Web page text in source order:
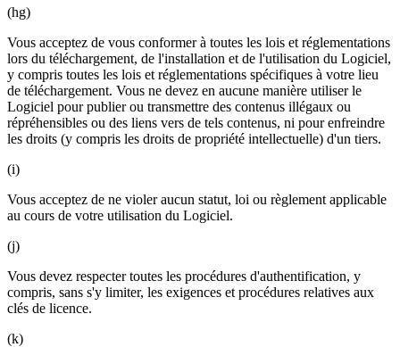
(hg)
Vous acceptez de vous conformer à toutes les lois et réglementations
lors du téléchargement, de l'installation et de l'utilisation du Logiciel,
y compris toutes les lois et réglementations spécifiques à votre lieu
de téléchargement. Vous ne devez en aucune manière utiliser le
Logiciel pour publier ou transmettre des contenus illégaux ou
répréhensibles ou des liens vers de tels contenus, ni pour enfreindre
les droits (y compris les droits de propriété intellectuelle) d'un tiers.
(i)
Vous acceptez de ne violer aucun statut, loi ou règlement applicable
au cours de votre utilisation du Logiciel.
(j)
Vous devez respecter toutes les procédures d'authentification, y
compris, sans s'y limiter, les exigences et procédures relatives aux
clés de licence.
(k)